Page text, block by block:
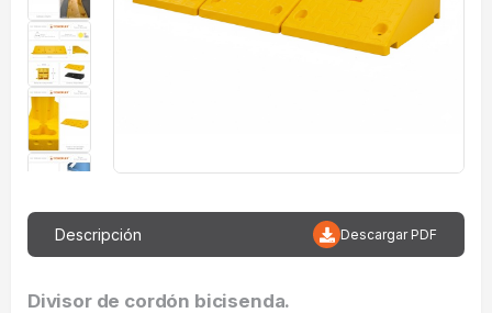
Descripción Descargar PDF
Divisor de cordón bicisenda.